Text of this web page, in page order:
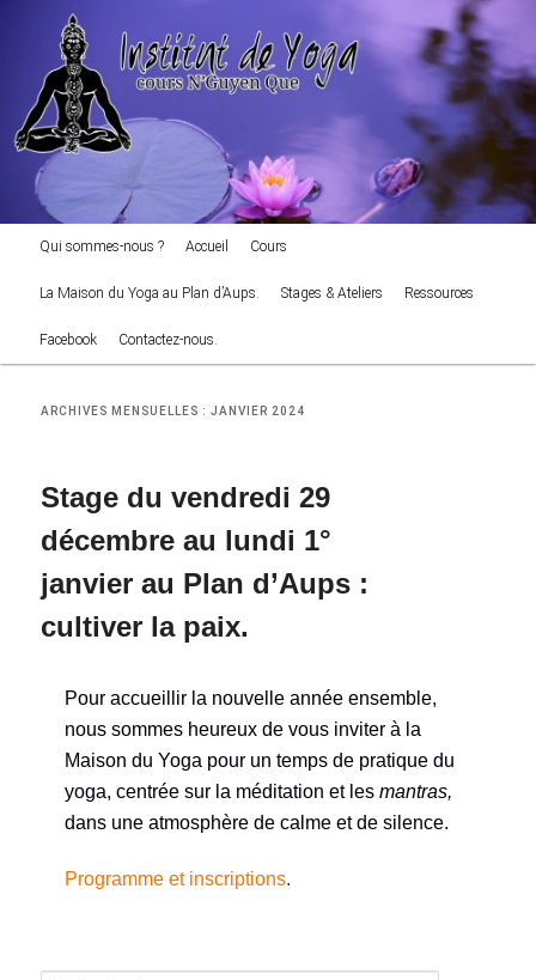
principal
secondaire
Institut de Yoga
cours NGuyen Que
Qui sommes-nous ? Accueil Cours
La Maison du Yoga au Plan d’Aups. Stages & Ateliers Ressources
Facebook Contactez-nous.
ARCHIVES MENSUELLES :JANVIER 2024
Stage du vendredi 29
décembre au lundi 1°
janvier au Plan d’Aups :
cultiver la paix.
Pour accueillir la nouvelle année ensemble,
nous sommes heureux de vous inviter à la
Maison du Yoga pour un temps de pratique du
yoga, centrée sur la méditation et lesmantras,
dans une atmosphère de calme et de silence.
Programme et inscriptions.